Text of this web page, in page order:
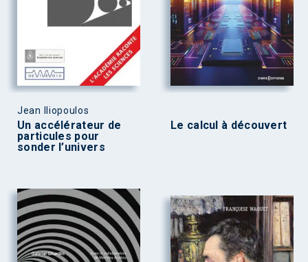
Jean Iliopoulos
Un accélérateur de
particules pour
sonder l’univers
Le calcul à découvert